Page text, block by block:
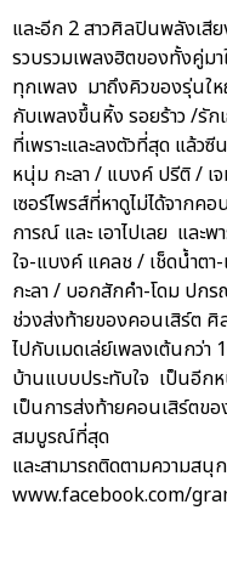
และอีก 2 สาวศิลปินพลังเ
รวบรวมเพลงฮิตของทั้งคู่ม
ทุกเพลง มาถึงคิวของรุ่นใ
กับเพลงขึ้นหิ้ง รอยร้าว /รัก
ที่เพราะและลงตัวที่สุด แล้ว
หนุ่ม กะลา / แบงค์ ปรีติ /
เซอร์ไพรส์ที่หาดูไม่ได้จากค
การณ์ และ เอาไปเลย และ
ใจ-แบงค์ แคลช / เช็ดน้ำต
กะลา / บอกสักคำ-โดม ปก
ช่วงส่งท้ายของคอนเสิร์ต
ไปกับเมดเล่ย์เพลงเต้นกว่
บ้านแบบประทับใจ เป็นอีก
เป็นการส่งท้ายคอนเสิร์ตข
สมบูรณ์ที่สุด
และสามารถติดตามความส
www.facebook.com/